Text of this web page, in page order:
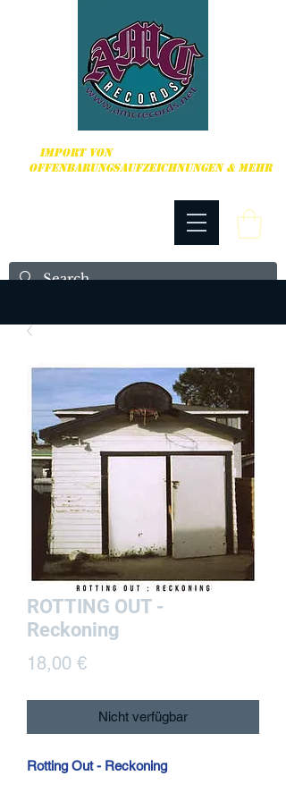
IMPORT VON
OFFENBARUNGSAUFZEICHNUNGEN & MEHR
ROTTING OUT -
Reckoning
18,00 €Preis
Nicht verfügbar
Rotting Out - Reckoning